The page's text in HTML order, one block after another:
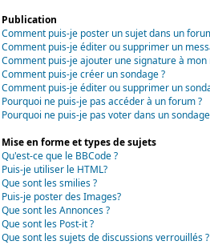
Publication
Comment puis-je poster un sujet dans un
Comment puis-je éditer ou supprimer un
Comment puis-je ajouter une signature à mon
Comment puis-je créer un sondage ?
Comment puis-je éditer ou supprimer un
Pourquoi ne puis-je pas accéder à un forum ?
Pourquoi ne puis-je pas voter dans un
Mise en forme et types de sujets
Qu'est-ce que le BBCode ?
Puis-je utiliser le HTML?
Que sont les smilies ?
Puis-je poster des Images?
Que sont les Annonces ?
Que sont les Post-it ?
Que sont les sujets de discussions verrouillés ?